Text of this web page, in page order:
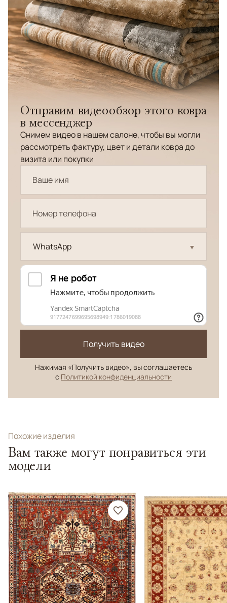
Отправим видеообзор этого ковра
в мессенджер
Снимем видео в нашем салоне, чтобы вы могли
рассмотреть фактуру, цвет и детали ковра до
визита или покупки
WhatsApp
Получить видео
Нажимая «Получить видео», вы соглашаетесь
с Политикой конфиденциальности
Похожие изделия
Вам также могут понравиться эти
модели